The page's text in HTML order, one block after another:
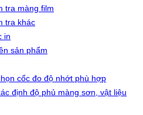
tra màng film
tra khác
in
sản phẩm
cốc đo độ nhớt phù hợp
định độ phủ màng sơn, vật liệu